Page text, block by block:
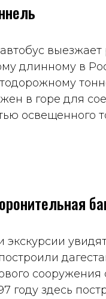
длинному в
в горе для
освещенного
экскурсии
году здесь